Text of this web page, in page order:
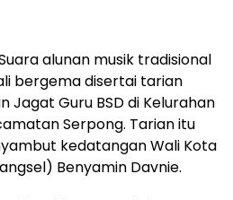
alunan musik tradisional
bergema disertai tarian
Jagat Guru BSD di Kelurahan
Serpong. Tarian itu
kedatangan Wali Kota
Benyamin Davnie.